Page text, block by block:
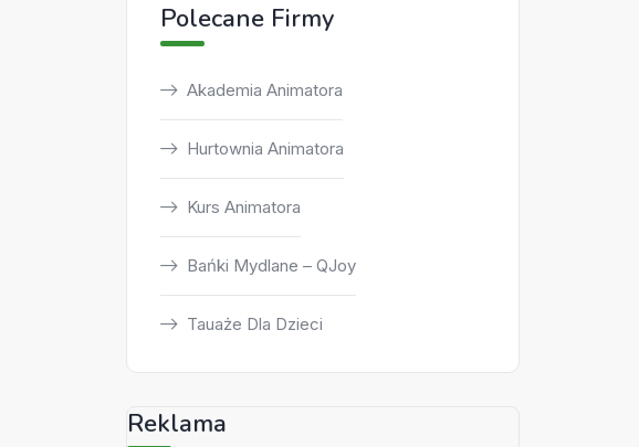
Polecane Firmy
Akademia Animatora
Hurtownia Animatora
Kurs Animatora
Bańki Mydlane – QJoy
Tauaże Dla Dzieci
Reklama